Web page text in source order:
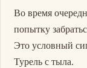
Во время
попытку
Это условный
Турель с тыла.